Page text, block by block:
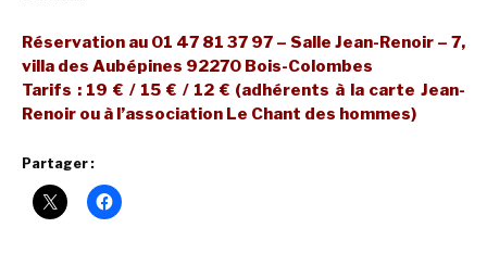
Réservation au 01 47 81 37 97 – Salle Jean-Renoir – 7,
villa des Aubépines 92270 Bois-Colombes
Tarifs : 19 € / 15 € / 12 € (adhérents à la carte Jean-
Renoir ou à l’association Le Chant des hommes)
Partager :